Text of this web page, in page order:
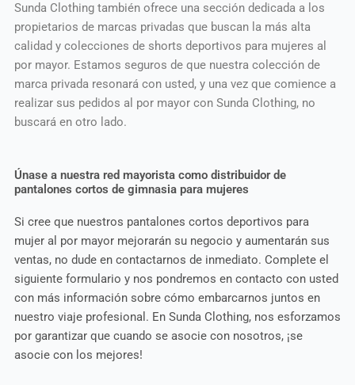
Sunda Clothing también ofrece una sección dedicada a los
propietarios de marcas privadas que buscan la más alta
calidad y colecciones de shorts deportivos para mujeres al
por mayor. Estamos seguros de que nuestra colección de
marca privada resonará con usted, y una vez que comience a
realizar sus pedidos al por mayor con Sunda Clothing, no
buscará en otro lado.
Únase a nuestra red mayorista como distribuidor de
pantalones cortos de gimnasia para mujeres
Si cree que nuestros pantalones cortos deportivos para
mujer al por mayor mejorarán su negocio y aumentarán sus
ventas, no dude en contactarnos de inmediato. Complete el
siguiente formulario y nos pondremos en contacto con usted
con más información sobre cómo embarcarnos juntos en
nuestro viaje profesional. En Sunda Clothing, nos esforzamos
por garantizar que cuando se asocie con nosotros, ¡se
asocie con los mejores!